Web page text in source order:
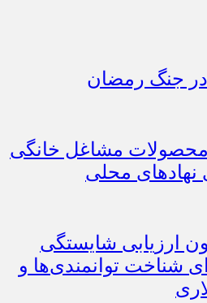
جنگ رمضان
محصولات مشاغل خانگی
نهادهای محلی
ارزیابی شایستگی
شناخت توانمندی‌ها و